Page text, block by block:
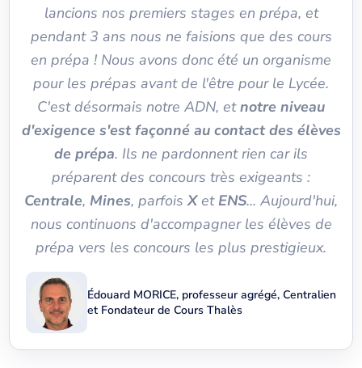
lancions nos premiers stages en prépa, et
pendant 3 ans nous ne faisions que des cours
en prépa ! Nous avons donc été un organisme
pour les prépas avant de l'être pour le Lycée.
C'est désormais notre ADN, etnotre niveau
d'exigence s'est façonné au contact des élèves
de prépa. Ils ne pardonnent rien car ils
préparent des concours très exigeants :
Centrale, Mines, parfoisXetENS... Aujourd'hui,
nous continuons d'accompagner les élèves de
prépa vers les concours les plus prestigieux.
Édouard MORICE, professeur agrégé, Centralien
et Fondateur de Cours Thalès